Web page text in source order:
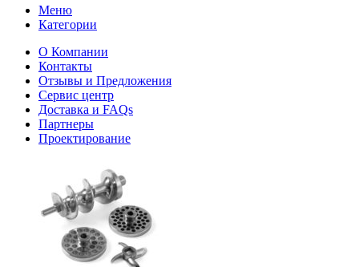
Меню
Категории
О Компании
Контакты
Отзывы и Предложения
Сервис центр
Доставка и FAQs
Партнеры
Проектирование